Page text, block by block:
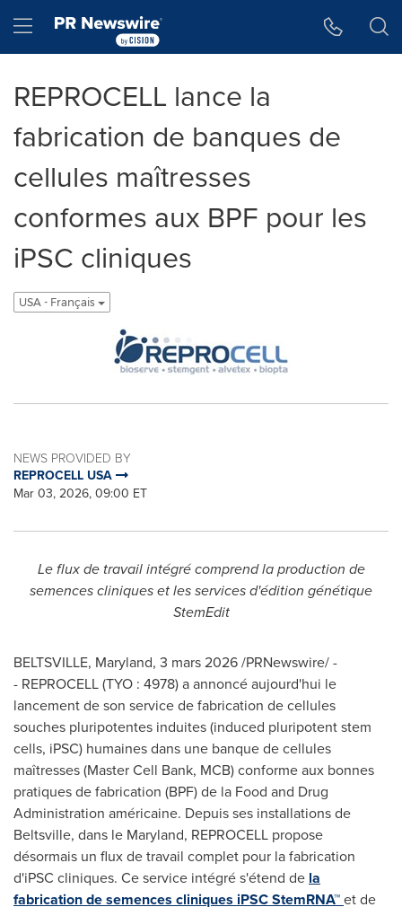
Hamburger menu
REPROCELL lance la
fabrication de banques de
cellules maîtresses
conformes aux BPF pour les
iPSC cliniques
USA - Français
NEWS PROVIDED BY
REPROCELL USA
Mar 03, 2026, 09:00 ET
Le flux de travail intégré comprend la production de
semences cliniqueset les services d'édition génétique
StemEdit
BELTSVILLE, Maryland, 3 mars 2026/PRNewswire/ -
- REPROCELL (TYO : 4978) a annoncé aujourd'hui le
lancement de son service de fabrication de cellules
souches pluripotentes induites (induced pluripotent stem
cells, iPSC) humaines dans une banque de cellules
maîtresses (Master Cell Bank, MCB) conforme aux bonnes
pratiques de fabrication (BPF) de la Food and Drug
Administration américaine. Depuis ses installations de
Beltsville, dans le Maryland, REPROCELL propose
désormais un flux de travail complet pour la fabrication
d'iPSC cliniques. Ce service intégré s'étend de la
fabrication de semences cliniques iPSC StemRNA™et de